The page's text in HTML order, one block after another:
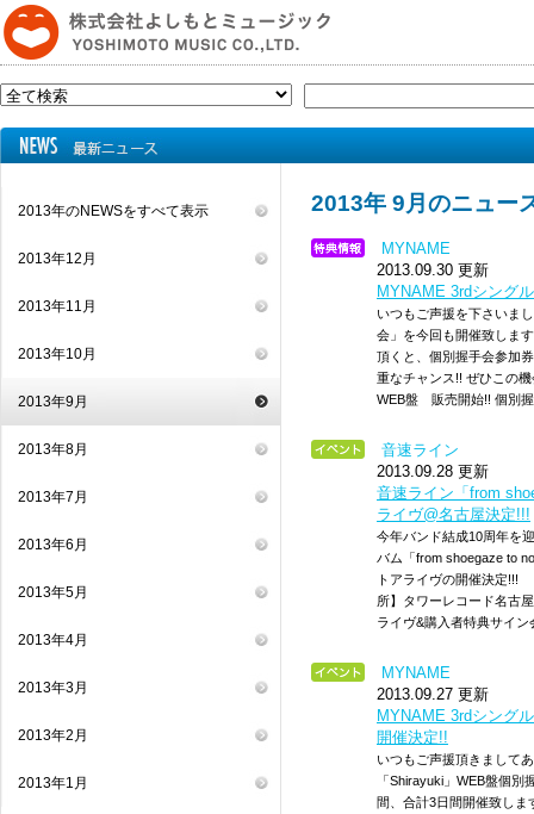
2013年のNEWSをすべて表示
2013年12月
2013年11月
2013年10月
2013年9月
2013年8月
2013年7月
2013年6月
2013年5月
2013年4月
2013年3月
2013年2月
2013年1月
2013年 9月のニュー
MYNAME
2013.09.30 更新
MYNAME 3rdシング
いつもご声援を下さいま
会」を今回も開催致しま
頂くと、個別握手会参加
重なチャンス!! ぜひこの
WEB盤 販売開始!! 個別
音速ライン
2013.09.28 更新
音速ライン「from
ライヴ@名古屋決定!!!
今年バンド結成10周年を
バム「from shoegaze to
トアライヴの開催決定!!!
所】タワーレコード名古
ライヴ&購入者特典サイ
MYNAME
2013.09.27 更新
MYNAME 3rdシング
開催決定!!
いつもご声援頂きまして
「Shirayuki」WEB盤個
間、合計3日間開催致し